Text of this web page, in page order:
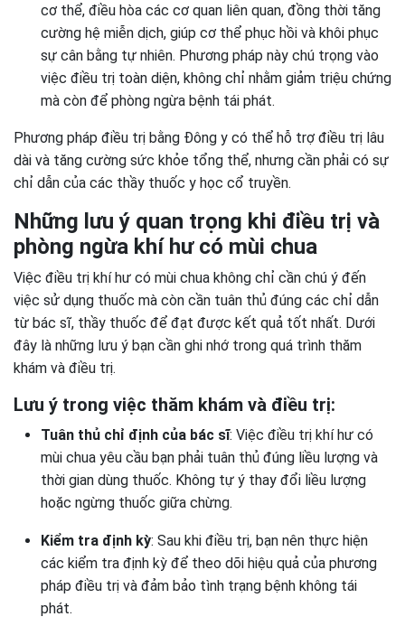
cơ thể, điều hòa các cơ quan liên quan, đồng thời tăng
cường hệ miễn dịch, giúp cơ thể phục hồi và khôi phục
sự cân bằng tự nhiên. Phương pháp này chú trọng vào
việc điều trị toàn diện, không chỉ nhằm giảm triệu chứng
mà còn để phòng ngừa bệnh tái phát.
Phương pháp điều trị bằng Đông y có thể hỗ trợ điều trị lâu
dài và tăng cường sức khỏe tổng thể, nhưng cần phải có sự
chỉ dẫn của các thầy thuốc y học cổ truyền.
Những lưu ý quan trọng khi điều trị và
phòng ngừa khí hư có mùi chua
Việc điều trị khí hư có mùi chua không chỉ cần chú ý đến
việc sử dụng thuốc mà còn cần tuân thủ đúng các chỉ dẫn
từ bác sĩ, thầy thuốc để đạt được kết quả tốt nhất. Dưới
đây là những lưu ý bạn cần ghi nhớ trong quá trình thăm
khám và điều trị.
Lưu ý trong việc thăm khám và điều trị:
Tuân thủ chỉ định của bác sĩ: Việc điều trị khí hư có
mùi chua yêu cầu bạn phải tuân thủ đúng liều lượng và
thời gian dùng thuốc. Không tự ý thay đổi liều lượng
hoặc ngừng thuốc giữa chừng.
Kiểm tra định kỳ: Sau khi điều trị, bạn nên thực hiện
các kiểm tra định kỳ để theo dõi hiệu quả của phương
pháp điều trị và đảm bảo tình trạng bệnh không tái
phát.